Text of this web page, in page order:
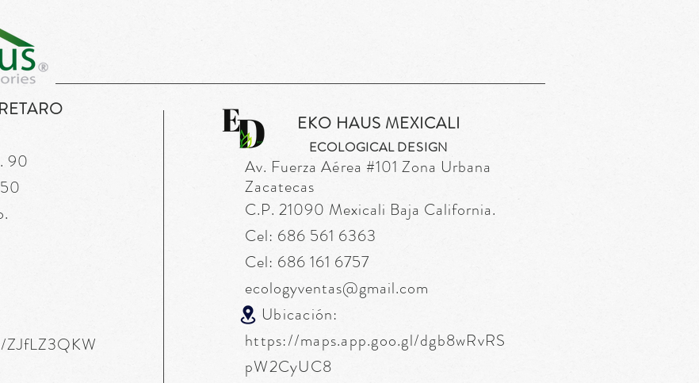
90
ZJfLZ3QKW
EKO HAUS MEXICALI
ECOLOGICAL DESIGN
Av. Fuerza Aérea #101 Zona Urbana
Zacatecas
C.P. 21090 Mexicali Baja California.
Cel: 686 561 6363
Cel: 686 161 6757
ecologyventas@gmail.com
Ubicación:
https://maps.app.goo.gl/dgb8wRvRS
pW2CyUC8